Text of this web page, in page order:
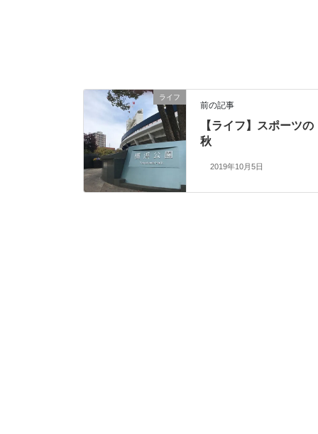
ライフ
前の記事
【ライフ】スポーツの
秋
2019年10月5日